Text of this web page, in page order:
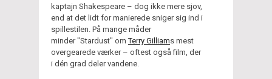
kaptajn Shakespeare – dog ikke mere sjov,
end at det lidt for manierede sniger sig ind i
spillestilen. På mange måder
minder "Stardust" omTerry Gilliams mest
overgearede værker – oftest også film, der
i dén grad deler vandene.